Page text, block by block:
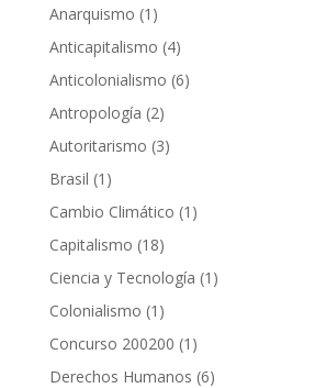
Anarquismo 1 1
producto
Anticapitalismo 44
productos
Anticolonialismo 66
Antropología 22
productos
Autoritarismo 33
Brasil 1 1
producto
Cambio Climático 1 1
Capitalismo 1818
productos
Ciencia y Tecnología 1 1
Colonialismo 1 1
producto
Concurso 200200 1 1
producto
Derechos Humanos 66